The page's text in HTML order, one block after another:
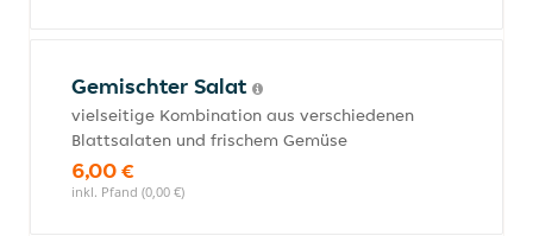
Gemischter Salat
vielseitige Kombination aus verschiedenen
Blattsalaten und frischem Gemüse
6,00 €
inkl. Pfand (0,00 €)